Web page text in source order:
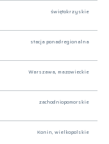
świętokrzyskie
stacja ponadregionalna
Warszawa, mazowieckie
zachodniopomorskie
Konin, wielkopolskie